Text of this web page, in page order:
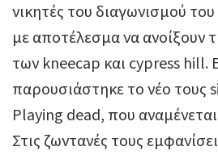
νικητές του διαγωνισμού
με αποτέλεσμα να ανοίξουν
των kneecap και cypress hill.
παρουσιάστηκε το νέο τους
Playing dead, που
Στις ζωντανές τους